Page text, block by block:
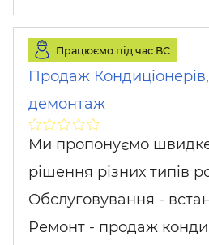
Працюємо під час ВС
Продаж
демонтаж
Ми пропонуємо
рішення різних типів
Обслуговування -
Ремонт - продаж